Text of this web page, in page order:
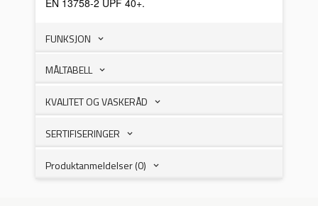
FUNKSJON
MÅLTABELL
KVALITET OG VASKERÅD
SERTIFISERINGER
Produktanmeldelser (0)